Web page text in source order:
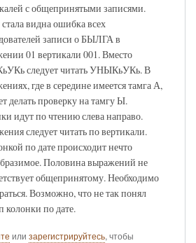
с общепринятыми записями.
видна ошибка всех
записи о БЫЛГА в
01 вертикали 001. Вместо
следует читать УНЫКьУКь. В
где в середине имеется тамга А,
делать проверку на тамгу Ы.
идут по чтению слева направо.
следует читать по вертикали.
по дате происходит нечто
Половина выражений не
общепринятому. Необходимо
Возможно, что не так понял
колонки по дате.
или зарегистрируйтесь, чтобы